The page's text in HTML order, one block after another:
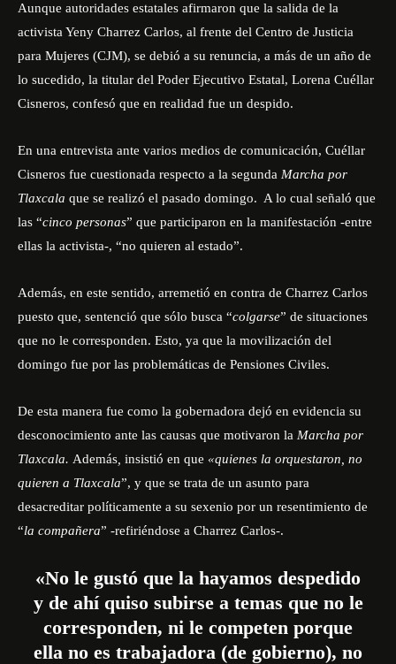
Aunque autoridades estatales afirmaron que la salida de la
activista Yeny Charrez Carlos, al frente del Centro de Justicia
para Mujeres (CJM), se debió a su renuncia, a más de un año de
lo sucedido, la titular del Poder Ejecutivo Estatal, Lorena Cuéllar
Cisneros, confesó que en realidad fue un despido.
En una entrevista ante varios medios de comunicación, Cuéllar
Cisneros fue cuestionada respecto a la segunda Marcha por
Tlaxcala que se realizó el pasado domingo. A lo cual señaló que
las “cinco personas” que participaron en la manifestación -entre
ellas la activista-, “no quieren al estado”.
Además, en este sentido, arremetió en contra de Charrez Carlos
puesto que, sentenció que sólo busca “colgarse” de situaciones
que no le corresponden. Esto, ya que la movilización del
domingo fue por las problemáticas de Pensiones Civiles.
De esta manera fue como la gobernadora dejó en evidencia su
desconocimiento ante las causas que motivaron la Marcha por
Tlaxcala. Además insistió en que «quienes la orquestaron, no
quieren a Tlaxcala”, y que se trata de un asunto para
desacreditar políticamente a su sexenio por un resentimiento de
“la compañera” -refiriéndose a Charrez Carlos-.
«No le gustó que la hayamos despedido
y de ahí quiso subirse a temas que no le
corresponden, ni le competen porque
ella no es trabajadora (de gobierno), no